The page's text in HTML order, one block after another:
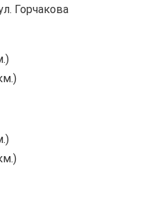
Горчакова